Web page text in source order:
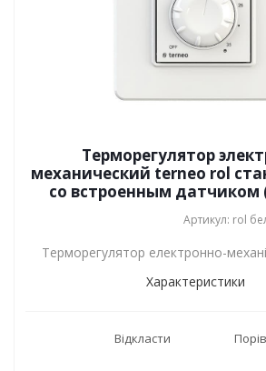
Терморегулятор
механический terneo rol
со встроенным датчиком
Артикул: rol
Терморегулятор електронно-
Характеристики
Відкласти